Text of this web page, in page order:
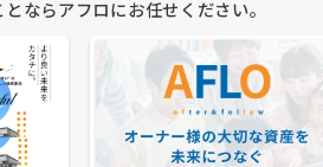
ならアフロにお任せください。